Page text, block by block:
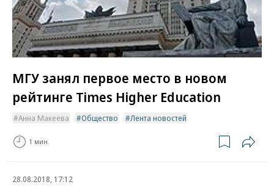
МГУ занял первое место в новом
рейтинге Times Higher Education
Анна Макеева Общество Лента новостей
1 мин.
28.08.2018, 17:12